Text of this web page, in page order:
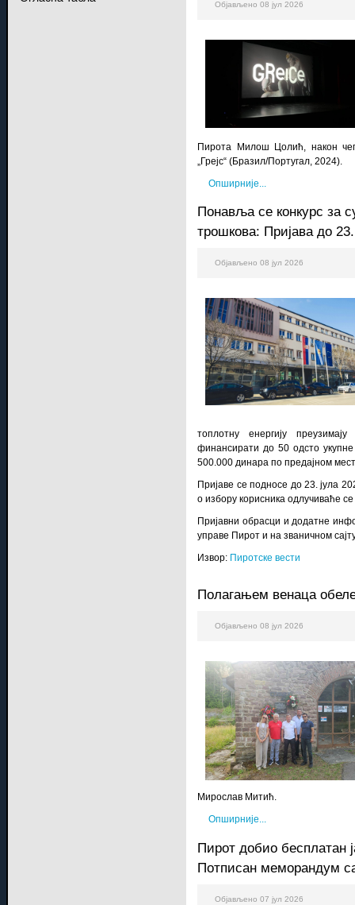
Објављено 08 јул 2026
Пирота Милош Цолић, након
„Грејс“ (Бразил/Португал, 2024).
Опширније...
Понавља се конкурс за
трошкова: Пријава до 23.
Објављено 08 јул 2026
топлотну енергију
финансирати до 50 одсто
500.000 динара по предајном
Пријаве се подносе до 23. јула
о избору корисника одлучиваће
Пријавни обрасци и додатне
управе Пирот и на званичном
Извор: Пиротске вести
Полагањем венаца
Објављено 08 јул 2026
Мирослав Митић.
Опширније...
Пирот добио бесплатан
Потписан меморандум
Објављено 07 јул 2026